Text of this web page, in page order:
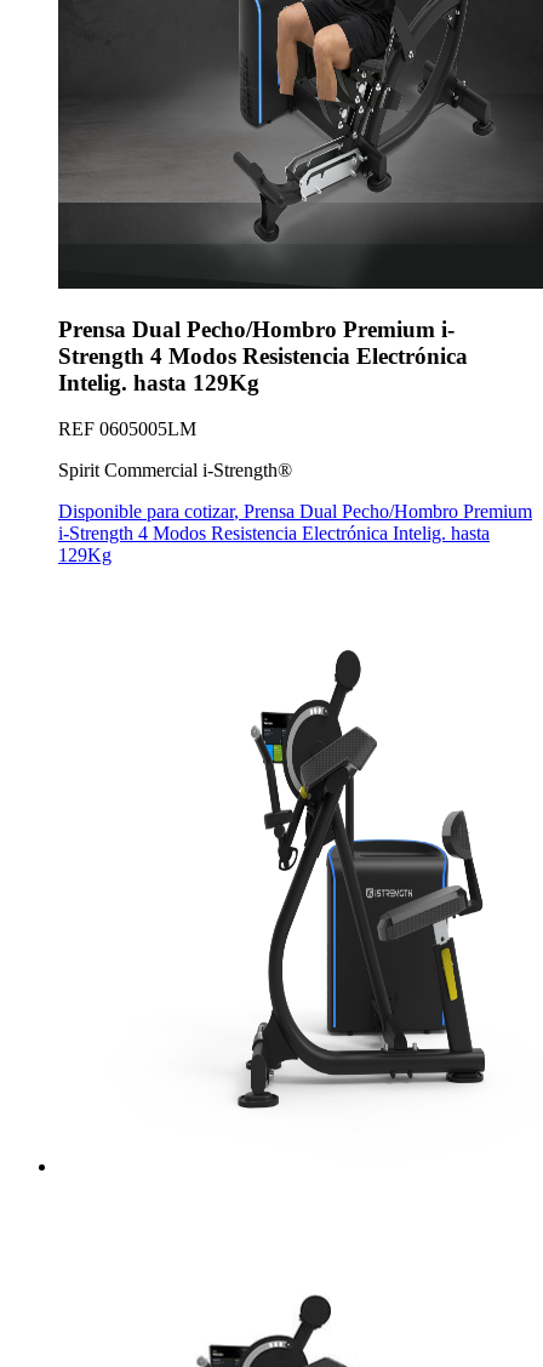
Prensa Dual Pecho/Hombro Premium i-
Strength 4 Modos Resistencia Electrónica
Intelig. hasta 129Kg
REF 0605005LM
Spirit Commercial i-Strength®
Disponible para cotizar, Prensa Dual Pecho/Hombro Premium
i-Strength 4 Modos Resistencia Electrónica Intelig. hasta
129Kg